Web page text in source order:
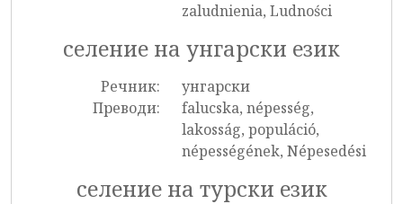
zaludnienia, Ludności
селение на унгарски език
Речник:
унгарски
Преводи:
falucska, népesség,
lakosság, populáció,
népességének, Népesedési
селение на турски език